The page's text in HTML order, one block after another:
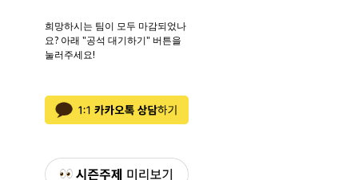
희망하시는 팀이 모두 마감되었나
요? 아래 "공석 대기하기" 버튼을
눌러주세요!